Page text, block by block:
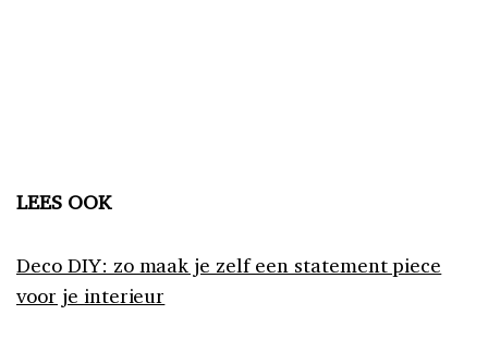
LEES OOK
Deco DIY: zo maak je zelf een statement piece
voor je interieur